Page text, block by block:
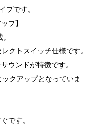
プです。
プ】
クトスイッチ仕様です。
ウンドが特徴です。
クアップとなっていま
です。